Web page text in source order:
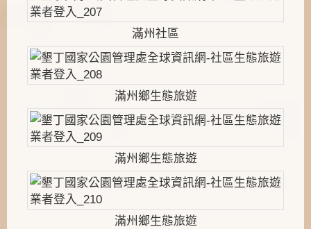
滿州社區
滿州鄉生態旅遊
滿州鄉生態旅遊
滿州鄉生態旅遊